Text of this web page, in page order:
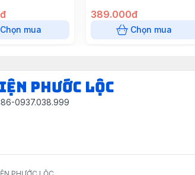
Chọn mua
389.000đ
Chọn mua
PHƯỚC LỘC
0937.038.999